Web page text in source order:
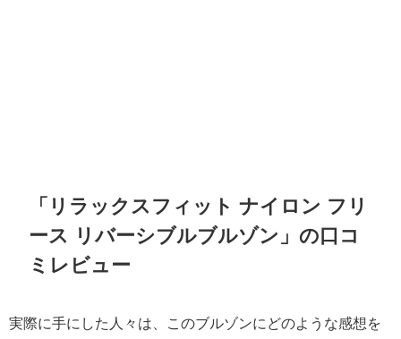
「リラックスフィット ナイロン フリ
ース リバーシブルブルゾン」の口コ
ミレビュー
実際に手にした人々は、このブルゾンにどのような感想を